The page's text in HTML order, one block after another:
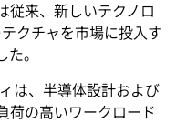
従来、新しいテクノロ
クチャを市場に投入す
。
は、半導体設計および
荷の高いワークロード